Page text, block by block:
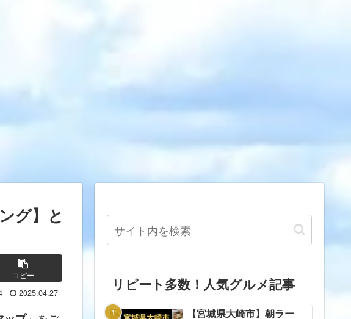
グ】と
コピー
2025.04.27
リピート多数！人気グルメ記事
【宮城県大崎市】朝ラー